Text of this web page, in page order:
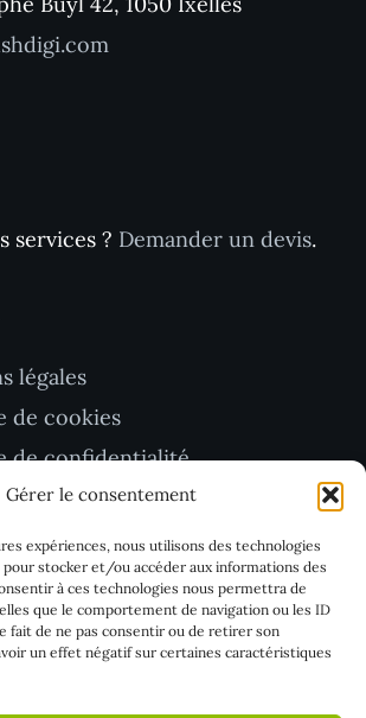
Gérer le consentement
expériences, nous utilisons des technologies
stocker et/ou accéder aux informations des
à ces technologies nous permettra de
que le comportement de navigation ou les ID
fait de ne pas consentir ou de retirer son
un effet négatif sur certaines caractéristiques
services ? Demander un devis.
légales
de cookies
de confidentialité